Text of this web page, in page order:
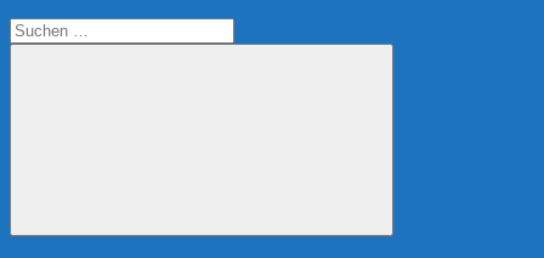
Suchen
nach:
Suchen